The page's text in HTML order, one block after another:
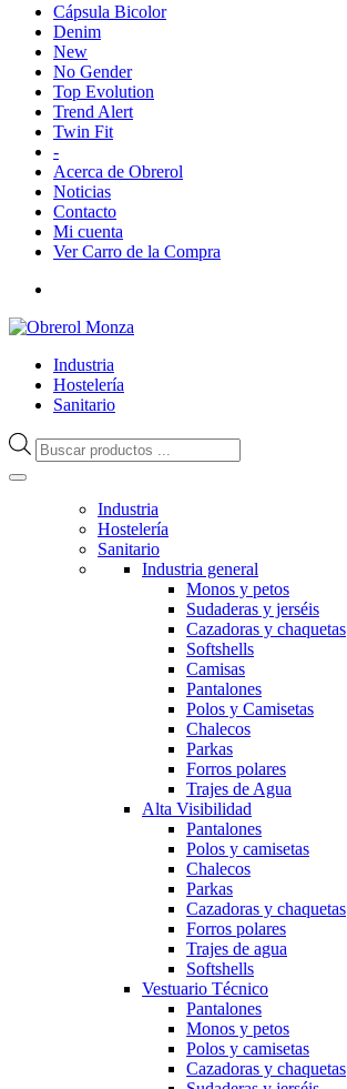
Cápsula Bicolor
Denim
New
No Gender
Top Evolution
Trend Alert
Twin Fit
-
Acerca de Obrerol
Noticias
Contacto
Mi cuenta
Ver Carro de la Compra
Industria
Hostelería
Sanitario
Búsqueda
de
Industria
Hostelería
Sanitario
Industria general
Monos y petos
Sudaderas y jerséis
Cazadoras y chaquetas
Softshells
Camisas
Pantalones
Polos y Camisetas
Chalecos
Parkas
Forros polares
Trajes de Agua
Alta Visibilidad
Pantalones
Polos y camisetas
Chalecos
Parkas
Cazadoras y chaquetas
Forros polares
Trajes de agua
Softshells
Vestuario Técnico
Pantalones
Monos y petos
Polos y camisetas
Cazadoras y chaquetas